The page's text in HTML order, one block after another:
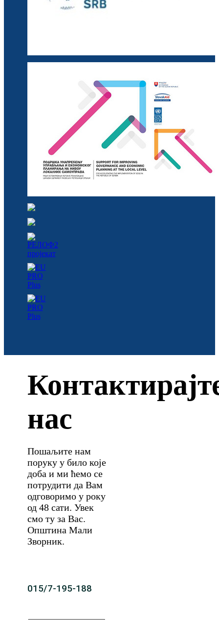
нас
Пошаљите нам
поруку у било које
доба и ми ћемо се
потрудити да Вам
одговоримо у року
од 48 сати. Увек
смо ту за Вас.
Општина Мали
Зворник.
015/7-195-188